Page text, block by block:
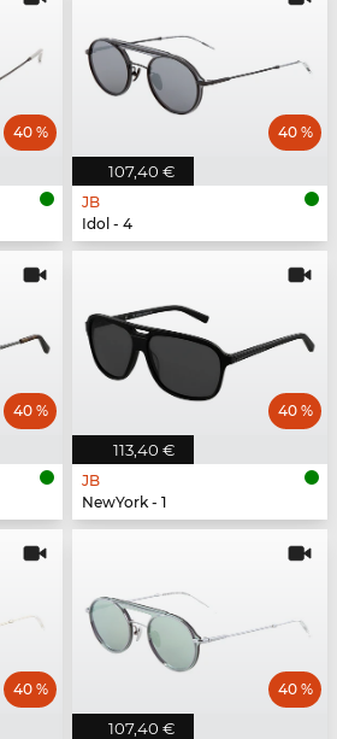
40 %
107,40 €
40 %
JB
Idol - 4
40 %
113,40 €
40 %
JB
NewYork - 1
40 %
107,40 €
40 %